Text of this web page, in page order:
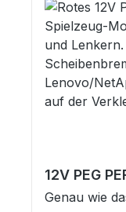
12V PEG
Genau wie